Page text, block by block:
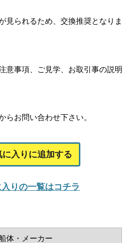
見られるため、交換推奨となりま
意事項、ご見学、お取引事の説明
らお問い合わせ下さい。
に入りに追加する
りの一覧はコチラ
体・メーカー